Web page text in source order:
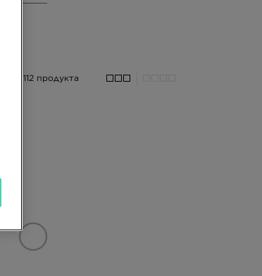
112 продукта